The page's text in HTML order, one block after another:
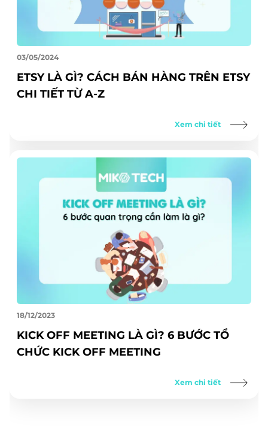
03/05/2024
ETSY LÀ GÌ? CÁCH BÁN HÀNG TRÊN ETSY
CHI TIẾT TỪ A-Z
Xem chi tiết
18/12/2023
KICK OFF MEETING LÀ GÌ? 6 BƯỚC TỔ
CHỨC KICK OFF MEETING
Xem chi tiết